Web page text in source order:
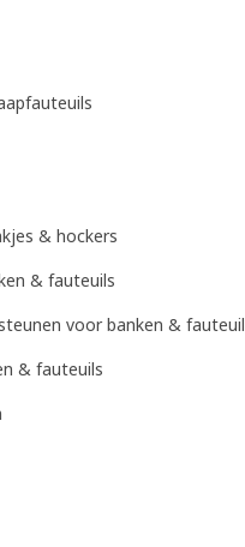
& hockers
& fauteuils
voor banken &
& fauteuils